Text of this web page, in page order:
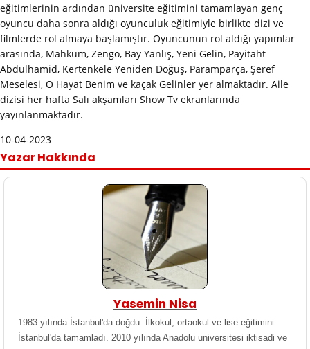
eğitimlerinin ardından üniversite eğitimini tamamlayan genç
oyuncu daha sonra aldığı oyunculuk eğitimiyle birlikte dizi ve
filmlerde rol almaya başlamıştır. Oyuncunun rol aldığı yapımlar
arasında, Mahkum, Zengo, Bay Yanlış, Yeni Gelin, Payitaht
Abdülhamid, Kertenkele Yeniden Doğuş, Paramparça, Şeref
Meselesi, O Hayat Benim ve kaçak Gelinler yer almaktadır. Aile
dizisi her hafta Salı akşamları Show Tv ekranlarında
yayınlanmaktadır.
10-04-2023
Yazar Hakkında
Yasemin Nisa
1983 yılında İstanbul'da doğdu. İlkokul, ortaokul ve lise eğitimini
İstanbul'da tamamladı. 2010 yılında Anadolu universitesi iktisadi ve